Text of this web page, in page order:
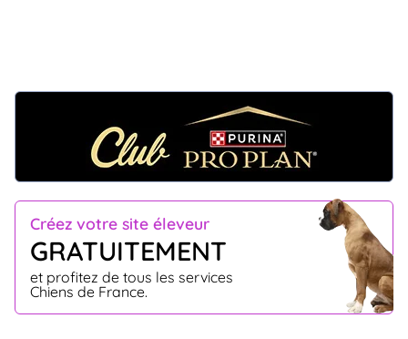
Créez votre site éleveur
GRATUITEMENT
et profitez de tous les services
Chiens de France.